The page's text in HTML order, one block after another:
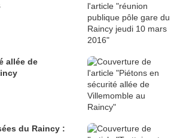
allée de
du Raincy :